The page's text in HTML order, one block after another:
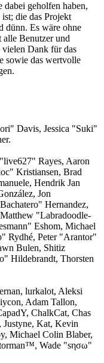
dabei geholfen haben,
die das Projekt
dünn. Es wäre ohne
alle Benutzer und
Dank für das
sowie das wertvolle
Davis, Jessica "Suki"
Rayes, Aaron
Kristiansen, Brad
Hendrik Jan
Jon
Hernandez,
"Labradoodle-
Eshom, Michael
Rydhé, Peter "Arantor"
Bulen, Shitiz
Hildebrandt, Thorsten
lurkalot, Aleksi
Adam Tallon,
ChalkCat, Chas
Justyne, Kat, Kevin
Michael Colin Blaber,
Wade "sησω"